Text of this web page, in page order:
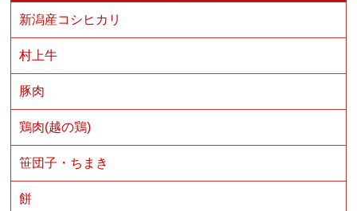
新潟産コシヒカリ
村上牛
豚肉
鶏肉(越の鶏)
笹団子・ちまき
餅